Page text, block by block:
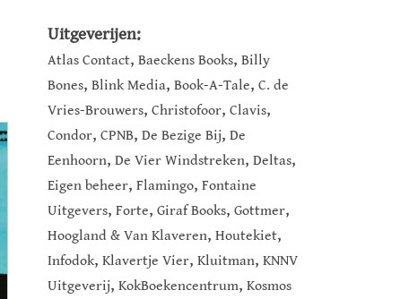
Uitgeverijen:
Atlas Contact, Baeckens Books, Billy
Bones, Blink Media, Book-A-Tale, C. de
Vries-Brouwers, Christofoor, Clavis,
Condor, CPNB, De Bezige Bij, De
Eenhoorn, De Vier Windstreken, Deltas,
Eigen beheer, Flamingo, Fontaine
Uitgevers, Forte, Giraf Books, Gottmer,
Hoogland & Van Klaveren, Houtekiet,
Infodok, Klavertje Vier, Kluitman, KNNV
Uitgeverij, KokBoekencentrum, Kosmos